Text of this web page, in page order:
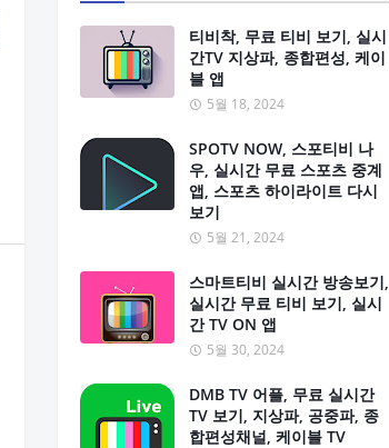
티비착, 무료 티비 보기, 실시
간TV 지상파, 종합편성, 케이
블 앱
5월 18, 2024
SPOTV NOW, 스포티비 나
우, 실시간 무료 스포츠 중계
앱, 스포츠 하이라이트 다시
보기
5월 21, 2024
스마트티비 실시간 방송보기,
실시간 무료 티비 보기, 실시
간 TV ON 앱
5월 30, 2024
DMB TV 어플, 무료 실시간
TV 보기, 지상파, 공중파, 종
합편성채널, 케이블 TV